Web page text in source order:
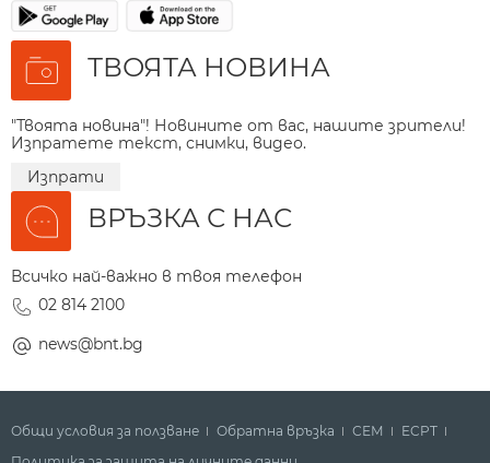
ТВОЯТА НОВИНА
"Твоята новина"! Новините от вас, нашите зрители!
Изпратете текст, снимки, видео.
Изпрати
ВРЪЗКА С НАС
Всичко най-важно в твоя телефон
02 814 2100
news@bnt.bg
Общи условия за ползване Обратна връзка СЕМ
ECPT